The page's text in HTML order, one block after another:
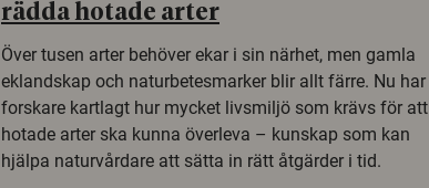
rädda hotade arter
Över tusen arter behöver ekar i sin närhet, men gamla
eklandskap och naturbetesmarker blir allt färre. Nu har
forskare kartlagt hur mycket livsmiljö som krävs för att
hotade arter ska kunna överleva – kunskap som kan
hjälpa naturvårdare att sätta in rätt åtgärder i tid.